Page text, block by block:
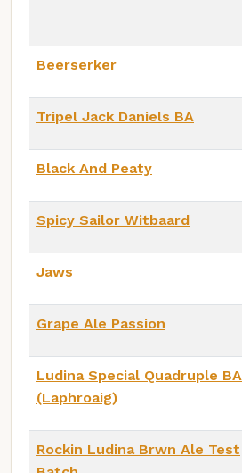
Beerserker
Tripel Jack Daniels BA
Black And Peaty
Spicy Sailor Witbaard
Jaws
Grape Ale Passion
Ludina Special Quadruple BA
(Laphroaig)
Rockin Ludina Brwn Ale Test